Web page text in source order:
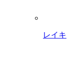
レイキ